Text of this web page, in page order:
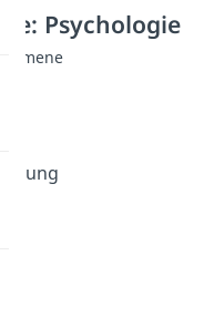
Psychologie